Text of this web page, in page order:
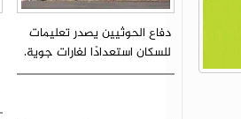
دفاع الحوثيين يصدر تعليمات
للسكان استعدادًا لغارات جوية.